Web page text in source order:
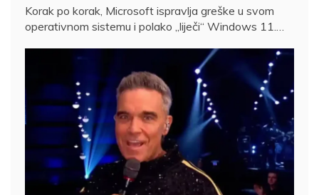
Korak po korak, Microsoft ispravlja greške u svom
operativnom sistemu i polako „liječi“ Windows 11.…